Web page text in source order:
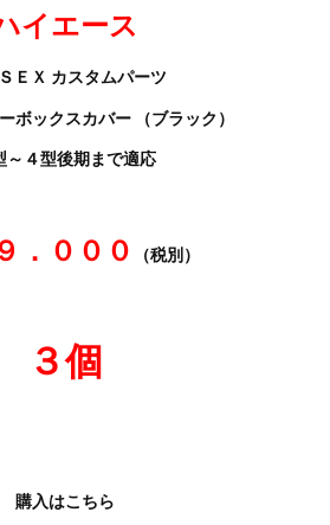
イエース
ＥＸ カスタムパーツ
ボックスカバー （ブラック）
～４型後期まで適応
．０００ （税別）
３個
購入はこちら